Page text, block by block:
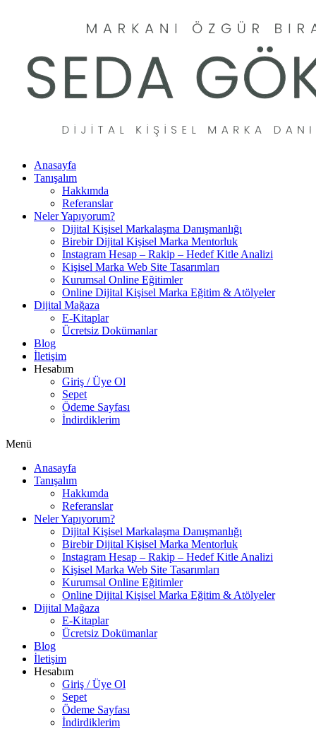
Anasayfa
Tanışalım
Hakkımda
Referanslar
Neler Yapıyorum?
Dijital Kişisel Markalaşma Danışmanlığı
Birebir Dijital Kişisel Marka Mentorluk
Instagram Hesap – Rakip – Hedef Kitle Analizi
Kişisel Marka Web Site Tasarımları
Kurumsal Online Eğitimler
Online Dijital Kişisel Marka Eğitim & Atölyeler
Dijital Mağaza
E-Kitaplar
Ücretsiz Dokümanlar
Blog
İletişim
Hesabım
Giriş / Üye Ol
Sepet
Ödeme Sayfası
İndirdiklerim
Menü
Anasayfa
Tanışalım
Hakkımda
Referanslar
Neler Yapıyorum?
Dijital Kişisel Markalaşma Danışmanlığı
Birebir Dijital Kişisel Marka Mentorluk
Instagram Hesap – Rakip – Hedef Kitle Analizi
Kişisel Marka Web Site Tasarımları
Kurumsal Online Eğitimler
Online Dijital Kişisel Marka Eğitim & Atölyeler
Dijital Mağaza
E-Kitaplar
Ücretsiz Dokümanlar
Blog
İletişim
Hesabım
Giriş / Üye Ol
Sepet
Ödeme Sayfası
İndirdiklerim